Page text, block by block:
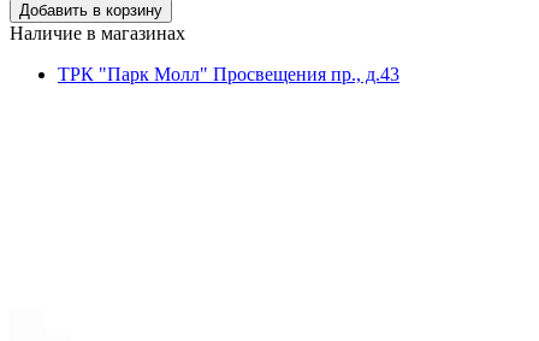
Наличие в магазинах
ТРК "Парк Молл" Просвещения пр., д.43